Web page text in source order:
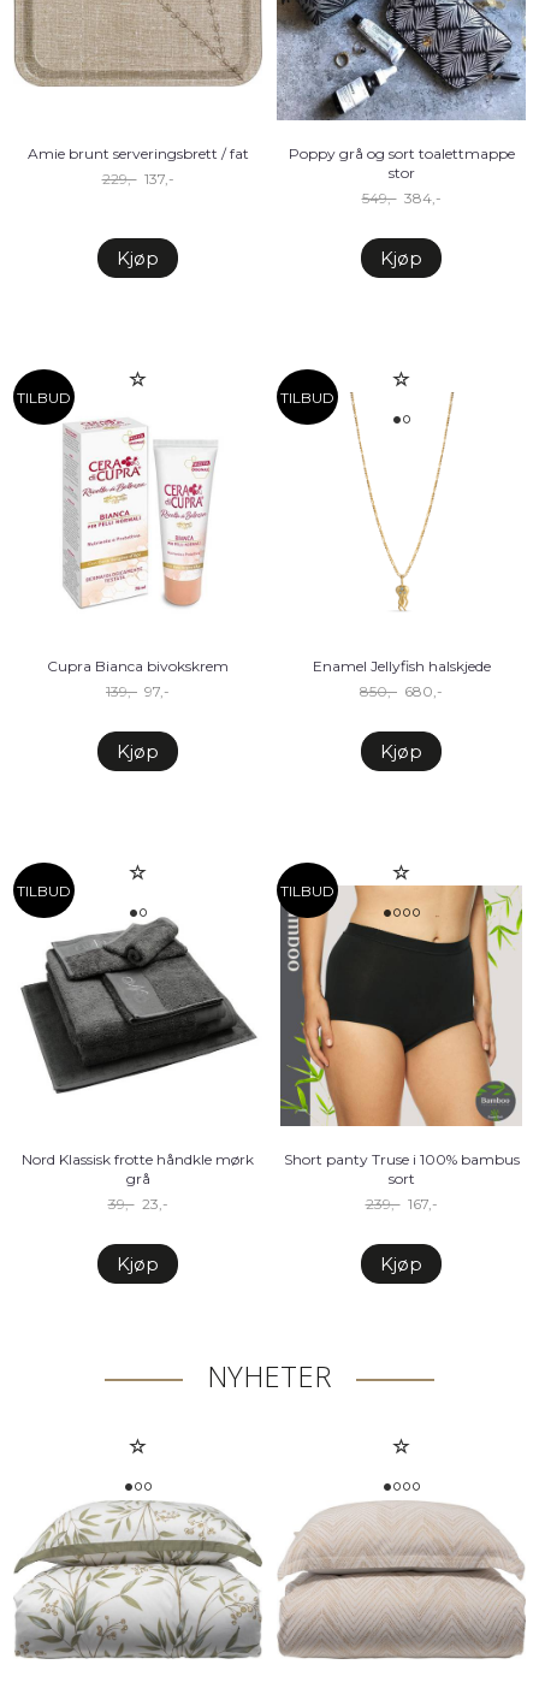
Amie brunt serveringsbrett / fat
229,- 137,-
Kjøp
Poppy grå og sort toalettmappe
stor
549,- 384,-
Kjøp
TILBUD
Cupra Bianca bivokskrem
139,- 97,-
Kjøp
TILBUD
Enamel Jellyfish halskjede
850,- 680,-
Kjøp
TILBUD
Nord Klassisk frotte håndkle mørk
grå
39,- 23,-
Kjøp
TILBUD
Short panty Truse i 100% bambus
sort
239,- 167,-
Kjøp
NYHETER